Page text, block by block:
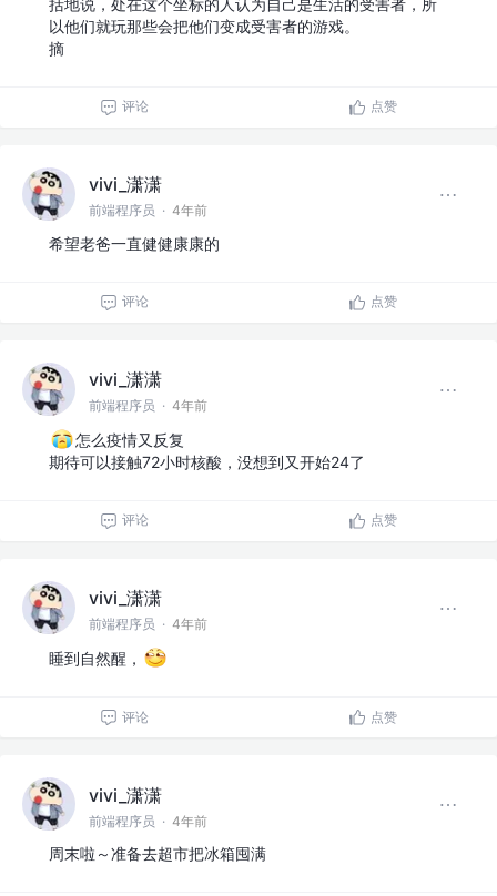
以他们就玩那些会把他们变成受害者的游戏。
摘
评论 点赞
vivi_潇潇
前端程序员 · 4年前
希望老爸一直健健康康的
评论 点赞
vivi_潇潇
前端程序员 · 4年前
怎么疫情又反复
期待可以接触72小时核酸，没想到又开始24了
评论 点赞
vivi_潇潇
前端程序员 · 4年前
睡到自然醒，
评论 点赞
vivi_潇潇
前端程序员 · 4年前
周末啦～准备去超市把冰箱囤满